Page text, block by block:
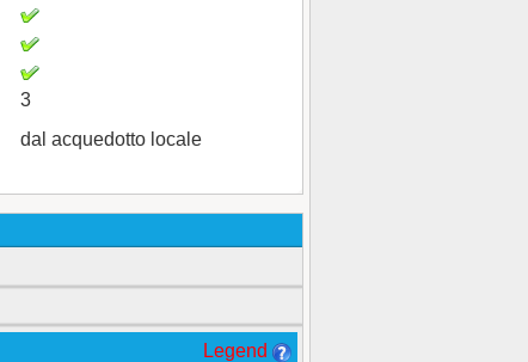
3
dal acquedotto locale
Legend